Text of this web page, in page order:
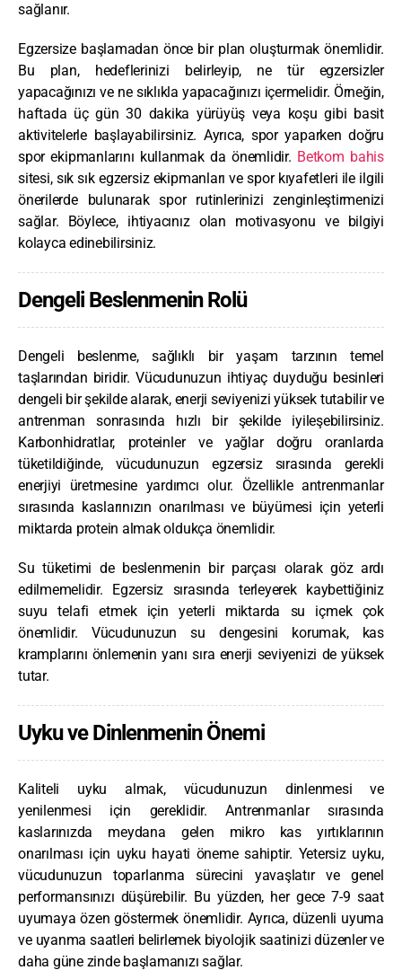
sağlanır.
Egzersize başlamadan önce bir plan oluşturmak önemlidir.
Bu plan, hedeflerinizi belirleyip, ne tür egzersizler
yapacağınızı ve ne sıklıkla yapacağınızı içermelidir. Örneğin,
haftada üç gün 30 dakika yürüyüş veya koşu gibi basit
aktivitelerle başlayabilirsiniz. Ayrıca, spor yaparken doğru
spor ekipmanlarını kullanmak da önemlidir. Betkom bahis
sitesi, sık sık egzersiz ekipmanları ve spor kıyafetleri ile ilgili
önerilerde bulunarak spor rutinlerinizi zenginleştirmenizi
sağlar. Böylece, ihtiyacınız olan motivasyonu ve bilgiyi
kolayca edinebilirsiniz.
Dengeli Beslenmenin Rolü
Dengeli beslenme, sağlıklı bir yaşam tarzının temel
taşlarından biridir. Vücudunuzun ihtiyaç duyduğu besinleri
dengeli bir şekilde alarak, enerji seviyenizi yüksek tutabilir ve
antrenman sonrasında hızlı bir şekilde iyileşebilirsiniz.
Karbonhidratlar, proteinler ve yağlar doğru oranlarda
tüketildiğinde, vücudunuzun egzersiz sırasında gerekli
enerjiyi üretmesine yardımcı olur. Özellikle antrenmanlar
sırasında kaslarınızın onarılması ve büyümesi için yeterli
miktarda protein almak oldukça önemlidir.
Su tüketimi de beslenmenin bir parçası olarak göz ardı
edilmemelidir. Egzersiz sırasında terleyerek kaybettiğiniz
suyu telafi etmek için yeterli miktarda su içmek çok
önemlidir. Vücudunuzun su dengesini korumak, kas
kramplarını önlemenin yanı sıra enerji seviyenizi de yüksek
tutar.
Uyku ve Dinlenmenin Önemi
Kaliteli uyku almak, vücudunuzun dinlenmesi ve
yenilenmesi için gereklidir. Antrenmanlar sırasında
kaslarınızda meydana gelen mikro kas yırtıklarının
onarılması için uyku hayati öneme sahiptir. Yetersiz uyku,
vücudunuzun toparlanma sürecini yavaşlatır ve genel
performansınızı düşürebilir. Bu yüzden, her gece 7-9 saat
uyumaya özen göstermek önemlidir. Ayrıca, düzenli uyuma
ve uyanma saatleri belirlemek biyolojik saatinizi düzenler ve
daha güne zinde başlamanızı sağlar.